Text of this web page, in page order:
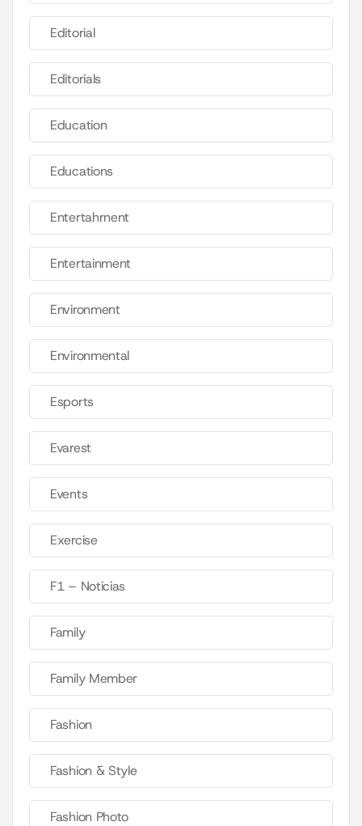
Editorial
Editorials
Education
Educations
Entertahrnent
Entertainment
Environment
Environmental
Esports
Evarest
Events
Exercise
F1 – Noticias
Family
Family Member
Fashion
Fashion & Style
Fashion Photo